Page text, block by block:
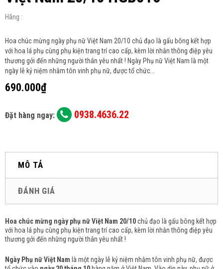
Hãng :
Hoa chúc mừng ngày phụ nữ Việt Nam 20/10 chủ đạo là gấu bông kết hợp
với hoa lá phụ cùng phụ kiện trang trí cao cấp, kèm lời nhắn thông điệp yêu
thương gởi đến những người thân yêu nhất ! Ngày Phụ nữ Việt Nam là một
ngày lễ kỷ niệm nhằm tôn vinh phụ nữ, được tổ chức...
690.000₫
Đặt hàng ngay: 0938.4636.22
MÔ TẢ
ĐÁNH GIÁ
Hoa chúc mừng ngày phụ nữ Việt Nam 20/10chủ đạo là gấu bông kết hợp
với hoa lá phụ cùng phụ kiện trang trí cao cấp, kèm lời nhắn thông điệp yêu
thương gởi đến những người thân yêu nhất !
Ngày Phụ nữ Việt Nam là một ngày lễ kỷ niệm nhằm tôn vinh phụ nữ, được